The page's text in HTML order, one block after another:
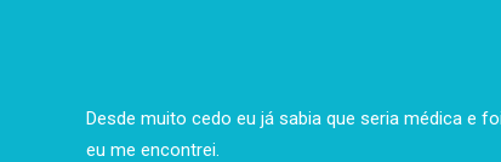
Desde muito cedo eu já sabia que seria médica e
eu me encontrei.